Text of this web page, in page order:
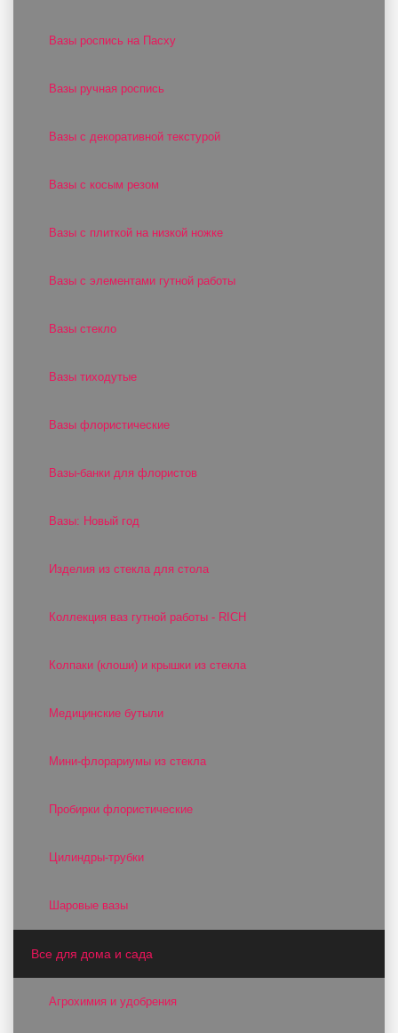
Вазы роспись на Пасху
Вазы ручная роспись
Вазы с декоративной текстурой
Вазы с косым резом
Вазы с плиткой на низкой ножке
Вазы с элементами гутной работы
Вазы стекло
Вазы тиходутые
Вазы флористические
Вазы-банки для флористов
Вазы: Новый год
Изделия из стекла для стола
Коллекция ваз гутной работы - RICH
Колпаки (клоши) и крышки из стекла
Медицинские бутыли
Мини-флорариумы из стекла
Пробирки флористические
Цилиндры-трубки
Шаровые вазы
Все для дома и сада
Агрохимия и удобрения